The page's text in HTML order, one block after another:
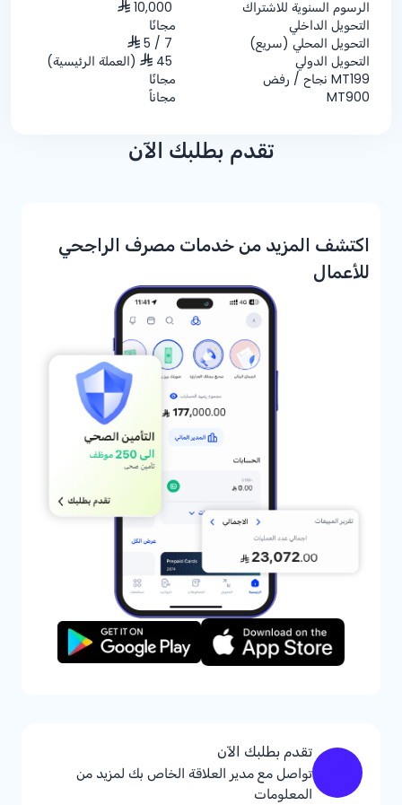
الرسوم السنوية للاشتراك
10,000
التحويل الداخلي
مجانًا
التحويل المحلي (سريع)
7 / 5
التحويل الدولي
45
(العملة الرئيسية)
MT199 نجاح / رفض
مجانًا
MT900
مجاناً
تقدم بطلبك الآن
اكتشف المزيد من خدمات مصرف الراجحي
للأعمال
تقدم بطلبك الآن
تواصل مع مدير العلاقة الخاص بك لمزيد من
المعلومات